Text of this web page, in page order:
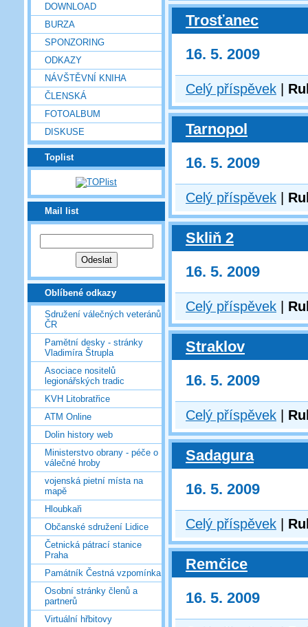
DOWNLOAD
BURZA
SPONZORING
ODKAZY
NÁVŠTĚVNÍ KNIHA
ČLENSKÁ
FOTOALBUM
DISKUSE
Toplist
Mail list
Oblíbené odkazy
Sdružení válečných veteránů
ČR
Pamětní desky - stránky
Vladimíra Štrupla
Asociace nositelů
legionářských tradic
KVH Litobratřice
ATM Online
Dolin history web
Ministerstvo obrany - péče o
válečné hroby
vojenská pietní místa na
mapě
Hloubkaři
Občanské sdružení Lidice
Četnická pátrací stanice
Praha
Památník Čestná vzpomínka
Osobní stránky členů a
partnerů
Virtuální hřbitovy
Trosťanec
16. 5. 2009
Celý příspěvek
Tarnopol
16. 5. 2009
Celý příspěvek
Skliň 2
16. 5. 2009
Celý příspěvek
Straklov
16. 5. 2009
Celý příspěvek
Sadagura
16. 5. 2009
Celý příspěvek
Remčice
16. 5. 2009